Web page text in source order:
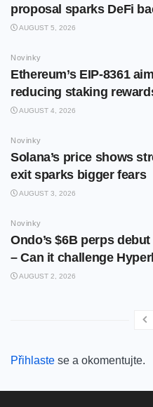
proposal sparks DeFi
AUGUST 5, 2026
Novinky
Ethereum’s EIP-8361
reducing staking
AUGUST 4, 2026
Novinky
Solana’s price shows
exit sparks bigger fears
AUGUST 3, 2026
Novinky
Ondo’s $6B perps
– Can it challenge
AUGUST 2, 2026
Přihlaste se a okomentujte.